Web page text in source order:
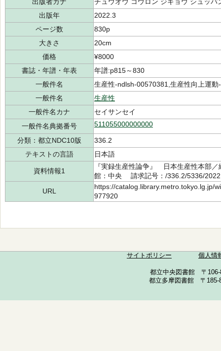
出版年
2022.3
ページ数
830p
大きさ
20cm
価格
¥8000
書誌・年譜・年表
年譜:p815～830
一般件名
生産性-ndlsh-00570381,生産性向上運
一般件名
生産性
一般件名カナ
セイサンセイ
一般件名典拠番号
511055000000000
分類：都立NDC10版
336.2
テキストの言語
日本語
資料情報1
『実録生産性論争』 日本生産性本
館：中央 請求記号：/336.2/5336/
URL
https://catalog.library.metro.tokyo.lg.jp/
977920
サイトポリシー 個人情
都立中央図書館 〒
都立多摩図書館 〒185-